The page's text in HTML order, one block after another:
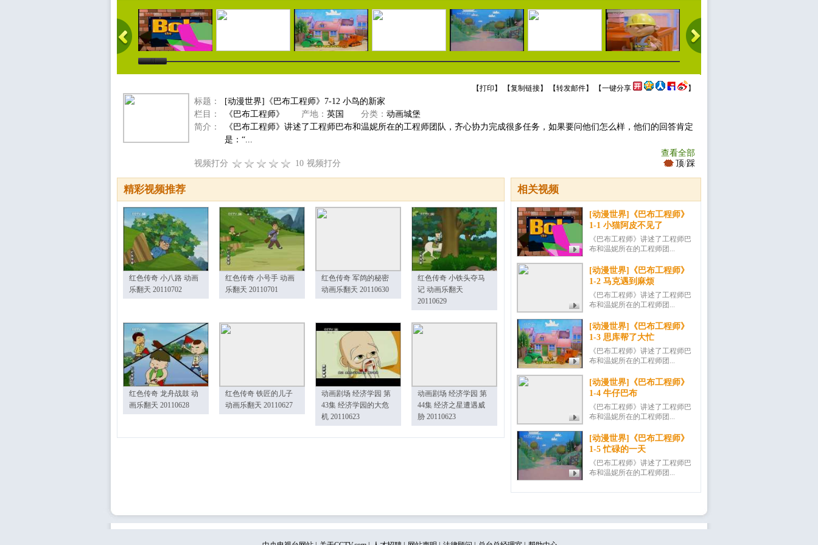
【打印 】 【复制链接】 【转发邮件】 【一键分享 】
标题：
[动漫世界]《巴布工程师》7-12 小鸟的新家
栏目：
《巴布工程师》 产地： 英国 分类： 动画城堡
简介：
《巴布工程师》讲述了工程师巴布和温妮所在的工程师团队，齐心协力完成很多任务，如果要问他们怎么样，他们的回答肯定
是：“...
查看全部
视频打分
10 视频打分 顶/踩
相关视频
[动漫世界]《巴布工程师》
1-1 小猫阿皮不见了
《巴布工程师》讲述了工程师巴
布和温妮所在的工程师团...
[动漫世界]《巴布工程师》
1-2 马克遇到麻烦
《巴布工程师》讲述了工程师巴
布和温妮所在的工程师团...
[动漫世界]《巴布工程师》
1-3 思库帮了大忙
《巴布工程师》讲述了工程师巴
布和温妮所在的工程师团...
[动漫世界]《巴布工程师》
1-4 牛仔巴布
《巴布工程师》讲述了工程师巴
布和温妮所在的工程师团...
[动漫世界]《巴布工程师》
1-5 忙碌的一天
《巴布工程师》讲述了工程师巴
布和温妮所在的工程师团...
精彩视频推荐
红色传奇 小八路 动画
乐翻天 20110702
红色传奇 小号手 动画
乐翻天 20110701
红色传奇 军鸽的秘密
动画乐翻天 20110630
红色传奇 小铁头夺马
记 动画乐翻天
20110629
红色传奇 龙舟战鼓 动
画乐翻天 20110628
红色传奇 铁匠的儿子
动画乐翻天 20110627
动画剧场 经济学园 第
43集 经济学园的大危
机 20110623
动画剧场 经济学园 第
44集 经济之星遭遇威
胁 20110623